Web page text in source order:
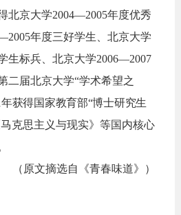
北京大学2004—2005年度优秀
年度三好学生、北京大学
生标兵、北京大学2006—2007
二届北京大学“学术希望之
年获得国家教育部“博士研究生
克思主义与现实》等国内核心
（原文摘选自《青春味道》）